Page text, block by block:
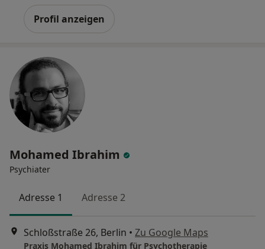
Profil anzeigen
Mohamed Ibrahim
Psychiater
Adresse 1 Adresse 2
Schloßstraße 26, Berlin • Zu Google Maps
Praxis Mohamed Ibrahim für Psychotherapie